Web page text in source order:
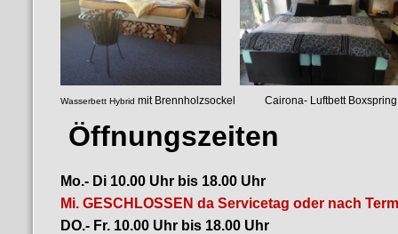
Wasserbett Hybrid mit Brennholzsockel Cairona-
Öffnungszeiten
Mo.- Di 10.00 Uhr bis 18.00 Uhr
Mi. GESCHLOSSEN da Servicetag oder nach
DO.- Fr. 10.00 Uhr bis 18.00 Uhr